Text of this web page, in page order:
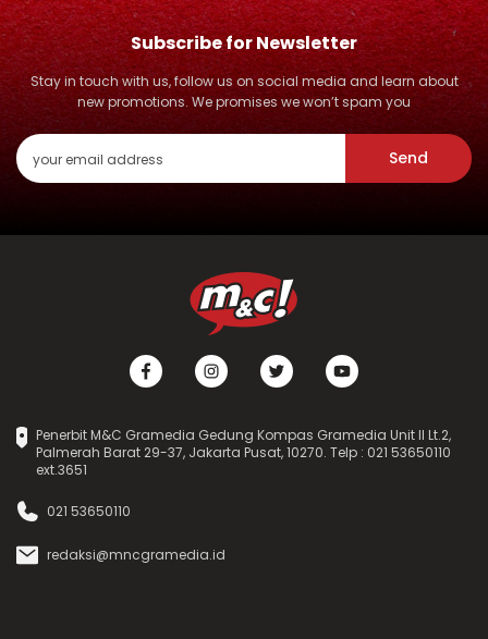
Subscribe for Newsletter
Stay in touch with us, follow us on social media and learn about
new promotions. We promises we won’t spam you
Send
Penerbit M&C Gramedia Gedung Kompas Gramedia Unit II Lt.2,
Palmerah Barat 29-37, Jakarta Pusat, 10270. Telp : 021 53650110
ext.3651
021 53650110
redaksi@mncgramedia.id